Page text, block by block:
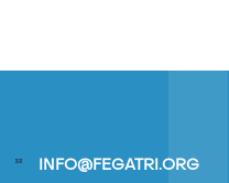
INFO@FEGATRI.ORG